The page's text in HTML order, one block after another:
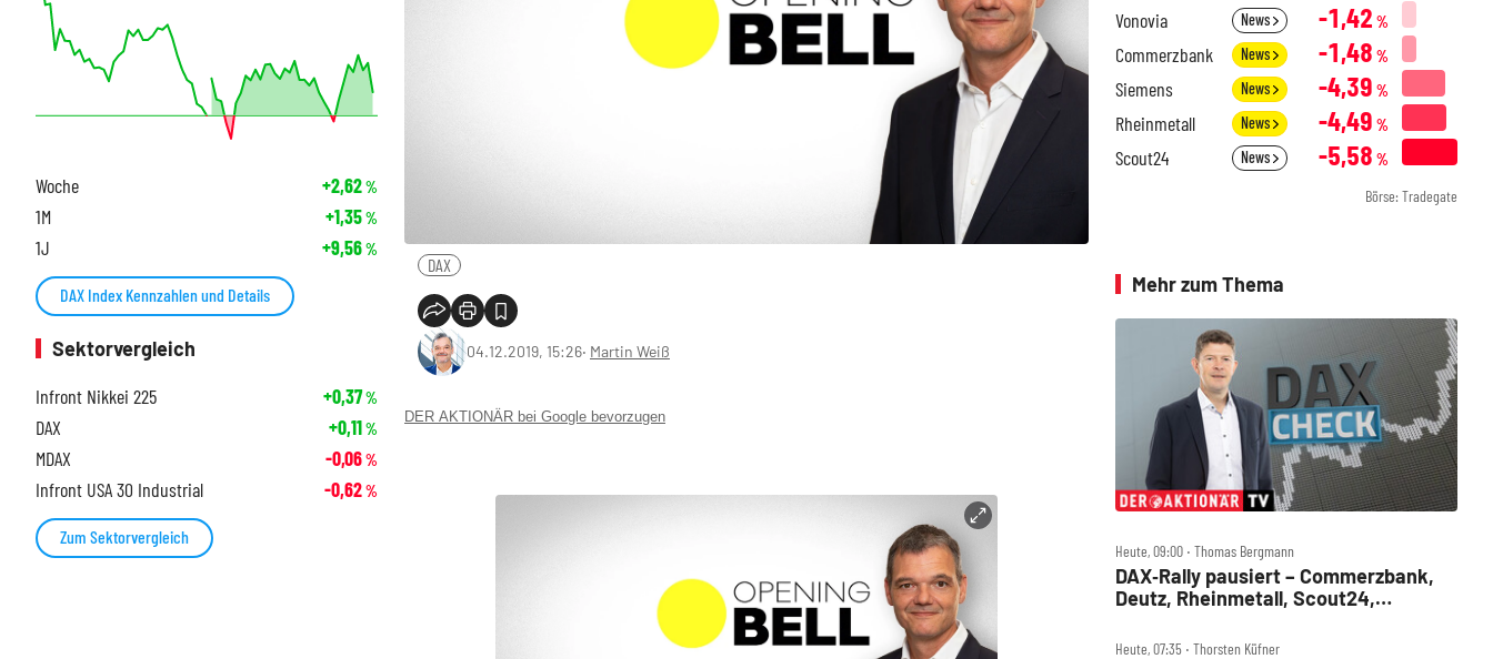
DAX
04.12.2019, 15:26‧ Martin Weiß
DER AKTIONÄR bei Google bevorzugen
Woche +2,62%
1M +1,35%
1J +9,56%
DAX Index Kennzahlen und Details
Sektorvergleich
Infront Nikkei 225
+0,37%
DAX +0,11%
MDAX -0,06%
Infront USA 30 Industrial -0,62%
Zum Sektorvergleich
Vonovia News -1,42 %
Commerzbank News -1,48 %
Siemens News -4,39 %
Rheinmetall News -4,49 %
Scout24 News -5,58 %
Börse: Tradegate
Mehr zum Thema
Heute, 09:00 ‧ Thomas Bergmann
DAX‑Rally pausiert – Commerzbank,
Deutz, Rheinmetall, Scout24,
Check
Heute, 07:35 ‧ Thorsten Küfner